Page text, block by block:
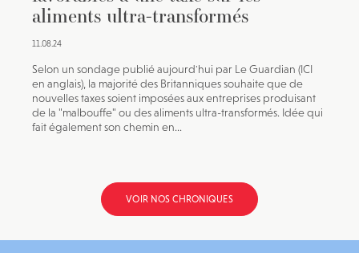
aliments ultra-transformés
11.08.24
Selon un sondage publié aujourd'hui par Le Guardian (ICI
en anglais), la majorité des Britanniques souhaite que de
nouvelles taxes soient imposées aux entreprises produisant
de la "malbouffe" ou des aliments ultra-transformés. Idée qui
fait également son chemin en...
VOIR NOS CHRONIQUES